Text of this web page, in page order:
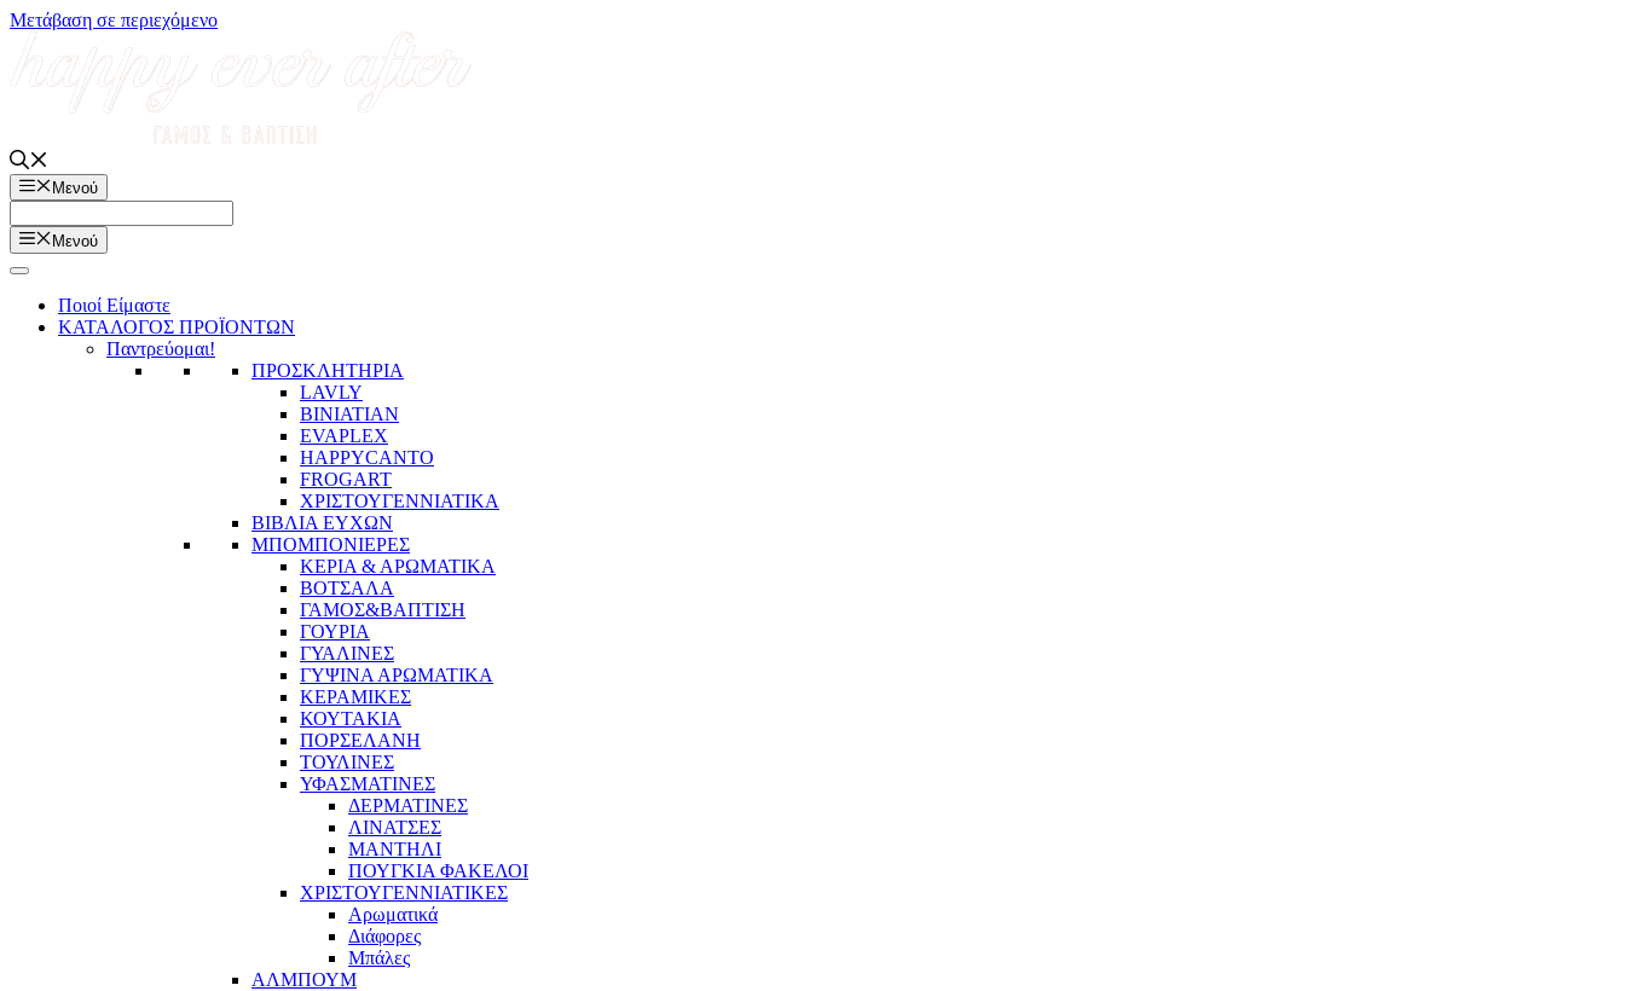
Μετάβαση σε περιεχόμενο
Μενού
Μενού
Ποιοί Είμαστε
ΚΑΤΑΛΟΓΟΣ ΠΡΟΪΟΝΤΩΝ
Παντρεύομαι!
ΠΡΟΣΚΛΗΤΗΡΙΑ
LAVLY
BINIATIAN
EVAPLEX
HAPPYCANTO
FROGART
ΧΡΙΣΤΟΥΓΕΝΝΙΑΤΙΚΑ
ΒΙΒΛΙΑ ΕΥΧΩΝ
ΜΠΟΜΠΟΝΙΕΡΕΣ
ΚΕΡΙΑ & ΑΡΩΜΑΤΙΚΑ
ΒΟΤΣΑΛΑ
ΓΑΜΟΣ&ΒΑΠΤΙΣΗ
ΓΟΥΡΙΑ
ΓΥΑΛΙΝΕΣ
ΓΥΨΙΝΑ ΑΡΩΜΑΤΙΚΑ
ΚΕΡΑΜΙΚΕΣ
ΚΟΥΤΑΚΙΑ
ΠΟΡΣΕΛΑΝΗ
ΤΟΥΛΙΝΕΣ
ΥΦΑΣΜΑΤΙΝΕΣ
ΔΕΡΜΑΤΙΝΕΣ
ΛΙΝΑΤΣΕΣ
ΜΑΝΤΗΛΙ
ΠΟΥΓΚΙΑ ΦΑΚΕΛΟΙ
ΧΡΙΣΤΟΥΓΕΝΝΙΑΤΙΚΕΣ
Αρωματικά
Διάφορες
Μπάλες
ΑΛΜΠΟΥΜ